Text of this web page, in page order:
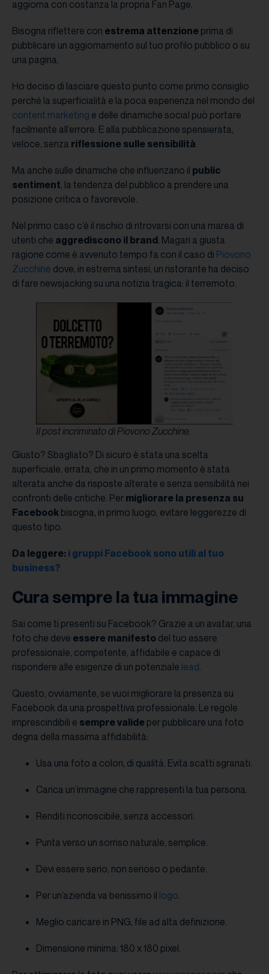
aggiorna con costanza la propria Fan Page.
Bisogna riflettere con estrema attenzione prima di
pubblicare un aggiornamento sul tuo profilo pubblico o su
una pagina.
Ho deciso di lasciare questo punto come primo consiglio
perché la superficialità e la poca esperienza nel mondo del
content marketing e delle dinamiche social può portare
facilmente all’errore. E alla pubblicazione spensierata,
veloce, senza riflessione sulle sensibilità
Ma anche sulle dinamiche che influenzano il public
sentiment, la tendenza del pubblico a prendere una
posizione critica o favorevole.
Nel primo caso c’è il rischio di ritrovarsi con una marea di
utenti che aggrediscono il brand. Magari a giusta
ragione come è avvenuto tempo fa con il caso di Piovono
Zucchine dove, in estrema sintesi, un ristorante ha deciso
di fare newsjacking su una notizia tragica: il terremoto.
Il post incriminato di Piovono Zucchine.
Giusto? Sbagliato? Di sicuro è stata una scelta
superficiale, errata, che in un primo momento è stata
alterata anche da risposte alterate e senza sensibilità nei
confronti delle critiche. Per migliorare la presenza su
Facebook bisogna, in primo luogo, evitare leggerezze di
questo tipo.
Da leggere: i gruppi Facebook sono utili al tuo
business?
Cura sempre la tua immagine
Sai come ti presenti su Facebook? Grazie a un avatar, una
foto che deve essere manifesto del tuo essere
professionale, competente, affidabile e capace di
rispondere alle esigenze di un potenziale lead.
Questo, ovviamente, se vuoi migliorare la presenza su
Facebook da una prospettiva professionale. Le regole
imprescindibili e sempre valide per pubblicare una foto
degna della massima affidabilità:
Usa una foto a colori, di qualità. Evita scatti sgranati.
Carica un’immagine che rappresenti la tua persona.
Renditi riconoscibile, senza accessori.
Punta verso un sorriso naturale, semplice.
Devi essere serio, non serioso o pedante.
Per un’azienda va benissimo il logo.
Meglio caricare in PNG, file ad alta definizione.
Dimensione minima: 180 x 180 pixel.